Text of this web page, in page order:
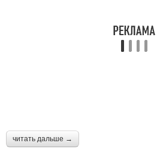
читать дальше →